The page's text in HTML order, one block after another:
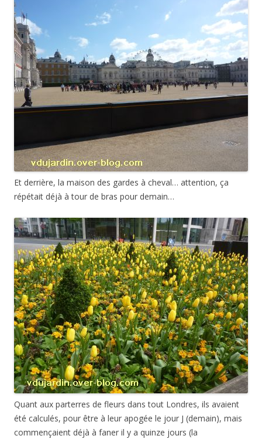
Et derrière, la maison des gardes à cheval… attention, ça
répétait déjà à tour de bras pour demain…
Quant aux parterres de fleurs dans tout Londres, ils avaient
été calculés, pour être à leur apogée le jour J (demain), mais
commençaient déjà à faner il y a quinze jours (la